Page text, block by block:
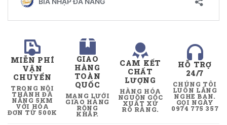
MIỄN PHÍ
VẬN
CHUYỂN
TRONG NỘI
THÀNH ĐÀ
NẴNG 5KM
VỚI HÓA
ĐƠN TỪ 500K
GIAO
HÀNG
TOÀN
QUỐC
MẠNG LƯỚI
GIAO HÀNG
RỘNG
KHẮP.
CAM KẾT
CHẤT
LƯỢNG
HÀNG HÓA
NGUỒN GỐC
XUẤT XỨ
RÕ RÀNG.
HỖ TRỢ
24/7
CHÚNG TÔI
LUÔN LẮNG
NGHE BẠN.
GỌI NGAY
0974 775 357